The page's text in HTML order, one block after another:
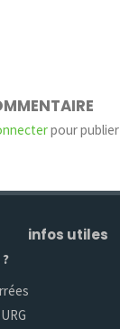
pour
infos utiles